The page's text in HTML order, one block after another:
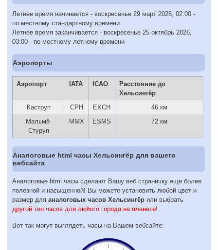
Летнее время начинается - воскресенье 29 март 2026, 02:00 -
по местному стандартному времени
Летнее время заканчивается - воскресенье 25 октябрь 2026,
03:00 - по местному летнему времени
Аэропорты
Аэропорт IATA ICAO
Расстояние до
Хельсингёр
Каструп
CPH EKCH
46 км
Мальмё-
Стуруп
MMX ESMS 72 км
Аналоговые html часы Хельсингёр для вашего
вебсайта
Аналоговые html часы сделают Вашу веб страничку еще более
полезной и насыщенной! Вы можете установить любой цвет и
размер для аналоговых часов Хельсингёр или выбрать
другой тип часов для любого города на планете!
Вот так могут выглядеть часы на Вашем вебсайте: